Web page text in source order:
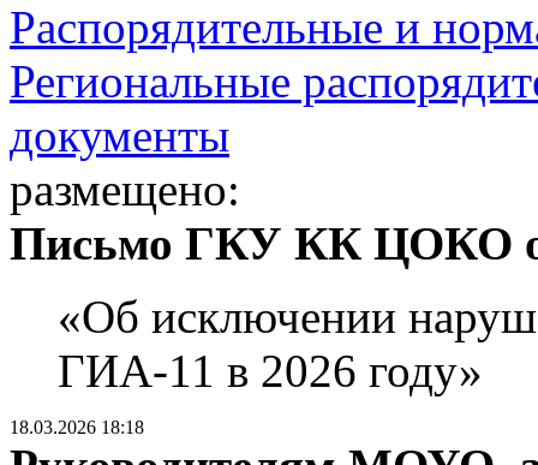
Распорядительные и
Региональные
документы
размещено:
Письмо ГКУ КК ЦОКО
«Об исключении
ГИА-11 в 2026 году»
18.03.2026 18:18